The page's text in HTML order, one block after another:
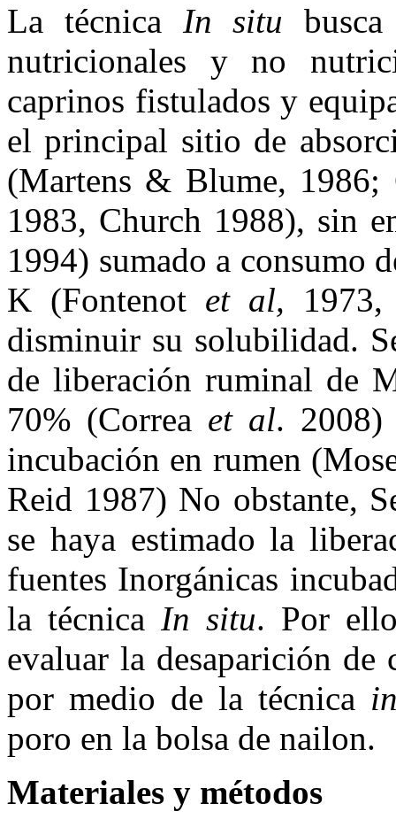
La técnica In situ
nutricionales y no
caprinos fistulados y
el principal sitio de
(Martens & Blume,
1983, Church 1988), sin
1994) sumado a consumo
K (Fontenot et al,
disminuir su solubilidad.
de liberación ruminal de
70% (Correa et al. 2008)
incubación en rumen
Reid 1987) No obstante,
se haya estimado la
fuentes Inorgánicas
la técnica In situ. Por
evaluar la desaparición de
por medio de la técnica
poro en la bolsa de nailon.
Materiales y métodos